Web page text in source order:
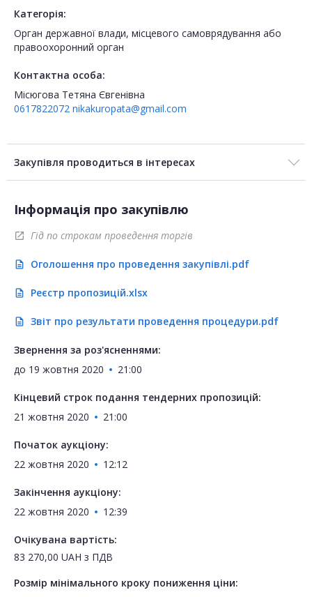
Категорія:
Орган державної влади, місцевого самоврядування або
правоохоронний орган
Контактна особа:
Місюгова Тетяна Євгенівна
0617822072 nikakuropata@gmail.com
Закупівля проводиться в інтересах
Інформація про закупівлю
open_in_new Гід по строкам проведення торгів
description Оголошення про проведення закупівлі.pdf
description Реєстр пропозицій.xlsx
description Звіт про результати проведення процедури.pdf
Звернення за роз'ясненнями:
до 19 жовтня 2020 21:00
Кінцевий строк подання тендерних пропозицій:
21 жовтня 2020
21:00
Початок аукціону:
22 жовтня 2020
12:12
Закінчення аукціону:
22 жовтня 2020
12:39
Очікувана вартість:
83 270,00 UAH з ПДВ
Розмір мінімального кроку пониження ціни: